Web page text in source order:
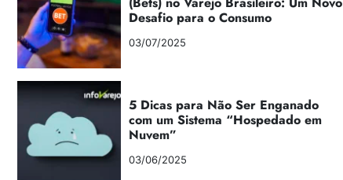
Desafio para o Consumo
03/07/2025
5 Dicas para Não Ser Enganado
com um Sistema “Hospedado em
Nuvem”
03/06/2025